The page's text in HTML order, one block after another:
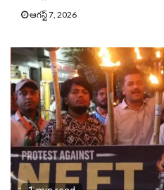
ఆగస్ట్ 7, 2026